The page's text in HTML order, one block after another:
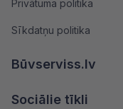
Privātuma politika
Sīkdatņu politika
Būvserviss.lv
Sociālie tīkli